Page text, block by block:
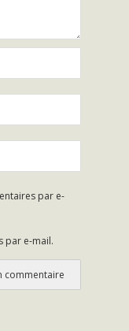
par e-
par e-mail.